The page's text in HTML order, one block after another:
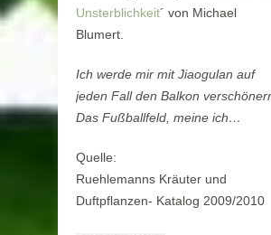
Unsterblichkeit´ von Michael
Blumert.
Ich werde mir mit Jiaogulan auf
jeden Fall den Balkon
Das Fußballfeld, meine ich…
Quelle:
Ruehlemanns Kräuter und
Duftpflanzen- Katalog 2009/2010